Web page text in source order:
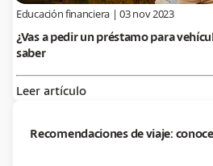
Educación financiera |03 nov 2023
¿Vas a pedir un préstamo para
saber
Leer artículo
Recomendaciones de viaje: